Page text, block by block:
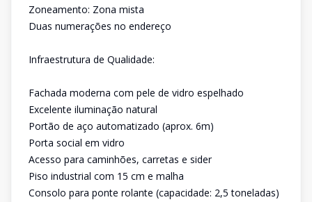
Zoneamento: Zona mista
Duas numerações no endereço
Infraestrutura de Qualidade:
Fachada moderna com pele de vidro espelhado
Excelente iluminação natural
Portão de aço automatizado (aprox. 6m)
Porta social em vidro
Acesso para caminhões, carretas e sider
Piso industrial com 15 cm e malha
Consolo para ponte rolante (capacidade: 2,5 toneladas)